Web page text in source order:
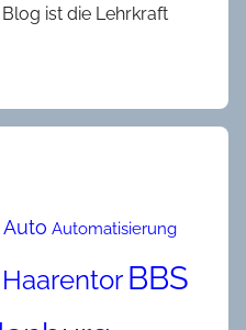
ist die Lehrkraft
Auto Automatisierung
BBS